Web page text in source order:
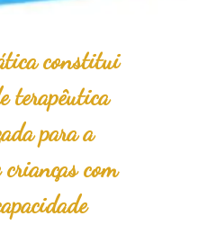
constitui
terapêutica
para a
com